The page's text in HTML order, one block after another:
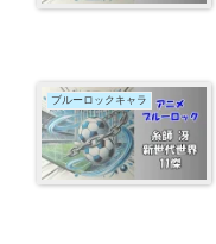
ブルーロックキャラ